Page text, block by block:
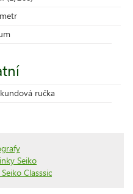
ručka
Seiko
Classsic